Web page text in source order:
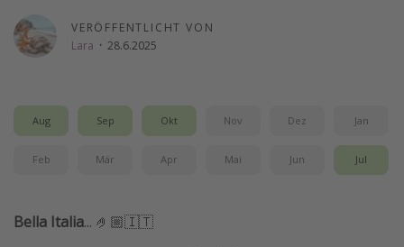
Strandurlaub
Hotels in Amsterdam
Hotels am Achensee
VERÖFFENTLICHT VON
Lara · 28.6.2025
Aug Sep Okt Nov Dez Jan
Feb Mär Apr Mai Jun Jul
Bella Italia... 🤌🏼🇮🇹